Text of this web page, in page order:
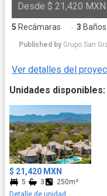
Desde $ 21,420 MXN
5 Recámaras · 3 Baños
Published by Grupo San
Ver detalles del
Unidades disponibles:
$ 21,420 MXN
5 3
250m²